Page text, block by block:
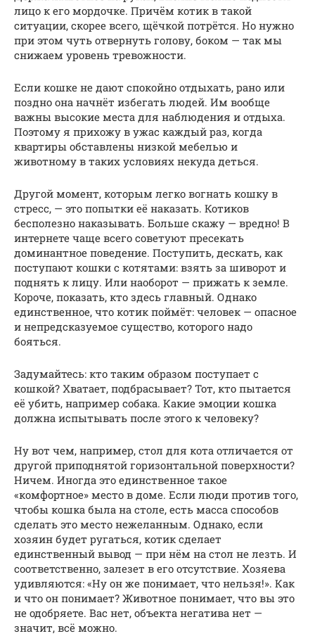
лицо к его мордочке. Причём котик в такой
ситуации, скорее всего, щёчкой потрётся. Но нужно
при этом чуть отвернуть голову, боком — так мы
снижаем уровень тревожности.
Если кошке не дают спокойно отдыхать, рано или
поздно она начнёт избегать людей. Им вообще
важны высокие места для наблюдения и отдыха.
Поэтому я прихожу в ужас каждый раз, когда
квартиры обставлены низкой мебелью и
животному в таких условиях некуда деться.
Другой момент, которым легко вогнать кошку в
стресс, — это попытки её наказать. Котиков
бесполезно наказывать. Больше скажу — вредно! В
интернете чаще всего советуют пресекать
доминантное поведение. Поступить, дескать, как
поступают кошки с котятами: взять за шиворот и
поднять к лицу. Или наоборот — прижать к земле.
Короче, показать, кто здесь главный. Однако
единственное, что котик поймёт: человек — опасное
и непредсказуемое существо, которого надо
бояться.
Задумайтесь: кто таким образом поступает с
кошкой? Хватает, подбрасывает? Тот, кто пытается
её убить, например собака. Какие эмоции кошка
должна испытывать после этого к человеку?
Ну вот чем, например, стол для кота отличается от
другой приподнятой горизонтальной поверхности?
Ничем. Иногда это единственное такое
«комфортное» место в доме. Если люди против того,
чтобы кошка была на столе, есть масса способов
сделать это место нежеланным. Однако, если
хозяин будет ругаться, котик сделает
единственный вывод — при нём на стол не лезть. И
соответственно, залезет в его отсутствие. Хозяева
удивляются: «Ну он же понимает, что нельзя!». Как
и что он понимает? Животное понимает, что вы это
не одобряете. Вас нет, объекта негатива нет —
значит, всё можно.